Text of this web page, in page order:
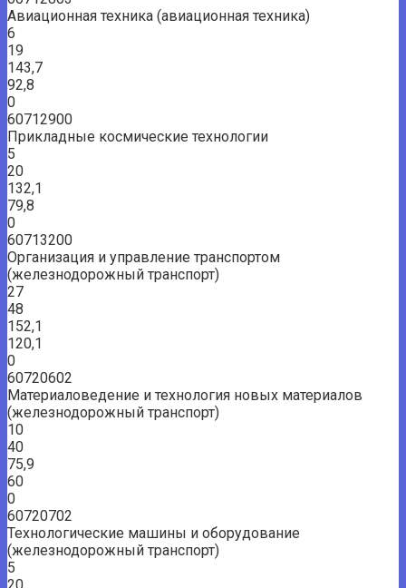
Авиационная техника (авиационная техника)
6
19
143,7
92,8
0
60712900
Прикладные космические технологии
5
20
132,1
79,8
0
60713200
Организация и управление транспортом
(железнодорожный транспорт)
27
48
152,1
120,1
0
60720602
Материаловедение и технология новых материалов
(железнодорожный транспорт)
10
40
75,9
60
0
60720702
Технологические машины и оборудование
(железнодорожный транспорт)
5
20